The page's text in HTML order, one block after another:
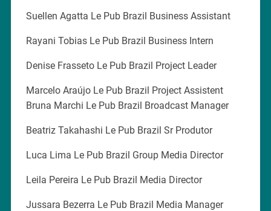
Suellen Agatta Le Pub Brazil Business Assistant
Rayani Tobias Le Pub Brazil Business Intern
Denise Frasseto Le Pub Brazil Project Leader
Marcelo Araújo Le Pub Brazil Project Assistent
Bruna Marchi Le Pub Brazil Broadcast Manager
Beatriz Takahashi Le Pub Brazil Sr Produtor
Luca Lima Le Pub Brazil Group Media Director
Leila Pereira Le Pub Brazil Media Director
Jussara Bezerra Le Pub Brazil Media Manager